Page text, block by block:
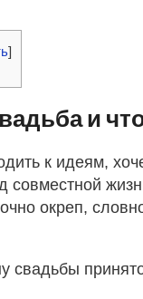
]
и
к идеям,
совместной
окреп,
свадьбы